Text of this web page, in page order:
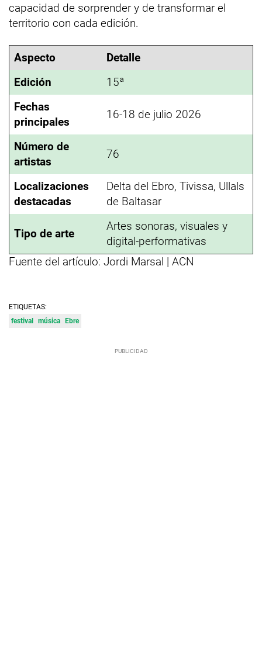
capacidad de sorprender y de transformar el
territorio con cada edición.
Aspecto
Detalle
Edición
15ª
Fechas
principales
16-18 de julio 2026
Número de
artistas
76
Localizaciones
destacadas
Delta del Ebro, Tivissa, Ullals
de Baltasar
Tipo de arte
Artes sonoras, visuales y
digital-performativas
Fuente del artículo: Jordi Marsal | ACN
ETIQUETAS:
festival música Ebre